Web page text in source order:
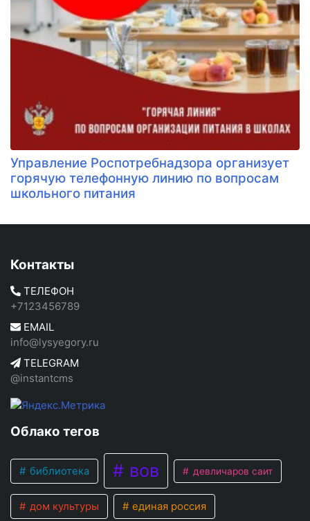
Управление Роспотребнадзора организует
горячую телефонную линию по вопросам
школьного питания
Контакты
ТЕЛЕФОН
+7123456789
EMAIL
info@lysyegory.ru
TELEGRAM
@instantcms
Облако тегов
библиотека вов девличаров саит
дом культуры единая россия